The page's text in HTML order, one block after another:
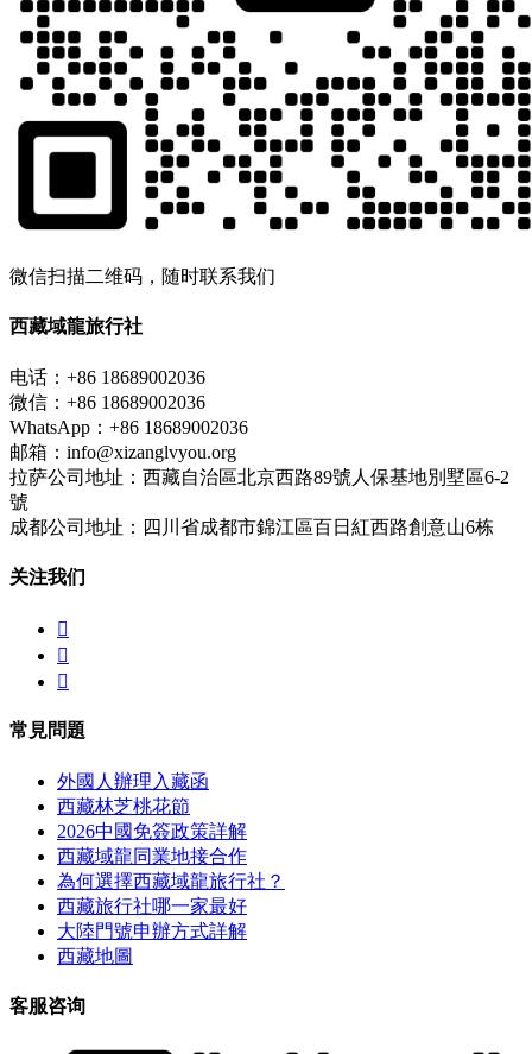
微信扫描二维码，随时联系我们
西藏域龍旅行社
电话：+86 18689002036
微信：+86 18689002036
WhatsApp：+86 18689002036
邮箱：info@xizanglvyou.org
拉萨公司地址：西藏自治區北京西路89號人保基地別墅區6-2
號
成都公司地址：四川省成都市錦江區百日紅西路創意山6栋
关注我们



常見問題
外國人辦理入藏函
西藏林芝桃花節
2026中國免簽政策詳解
西藏域龍同業地接合作
為何選擇西藏域龍旅行社？
西藏旅行社哪一家最好
大陸門號申辦方式詳解
西藏地圖
客服咨询